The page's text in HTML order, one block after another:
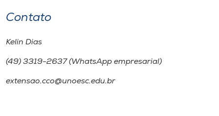
Contato
Kelin Dias
(49) 3319-2637 (WhatsApp empresarial)
extensao.cco@unoesc.edu.br